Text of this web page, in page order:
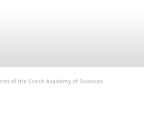
of the Czech Academy of Sciences